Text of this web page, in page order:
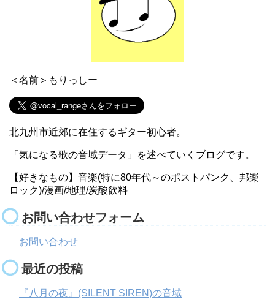
＜名前＞もりっしー
北九州市近郊に在住するギター初心者。
「気になる歌の音域データ」を述べていくブログです。
【好きなもの】音楽(特に80年代～のポストパンク、邦楽
ロック)/漫画/地理/炭酸飲料
お問い合わせフォーム
お問い合わせ
最近の投稿
『八月の夜』(SILENT SIREN)の音域